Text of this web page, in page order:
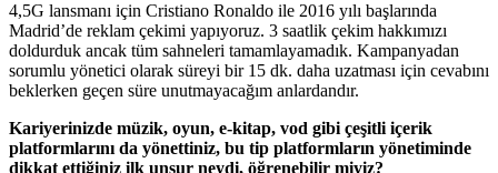
4,5G lansmanı için Cristiano Ronaldo ile 2016 yılı başlarında
Madrid’de reklam çekimi yapıyoruz. 3 saatlik çekim hakkımızı
doldurduk ancak tüm sahneleri tamamlayamadık. Kampanyadan
sorumlu yönetici olarak süreyi bir 15 dk. daha uzatması için cevabını
beklerken geçen süre unutmayacağım anlardandır.
Kariyerinizde müzik, oyun, e-kitap, vod gibi çeşitli içerik
platformlarını da yönettiniz, bu tip platformların yönetiminde
dikkat ettiğiniz ilk unsur neydi, öğrenebilir miyiz?